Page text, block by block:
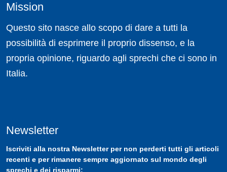
Mission
Questo sito nasce allo scopo di dare a tutti la
possibilità di esprimere il proprio dissenso, e la
propria opinione, riguardo agli sprechi che ci sono in
Italia.
Newsletter
Iscriviti alla nostra Newsletterper non perderti tutti gli articoli
recenti e per rimanere sempre aggiornato sul mondo degli
sprechi e dei risparmi: